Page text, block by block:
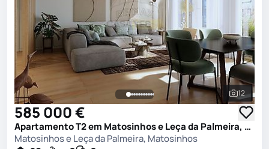
Ver
12
585 000 €
Apartamento T2 em Matosinhos e Leça da Palmeira, Matosinhos
Matosinhos e Leça da Palmeira, Matosinhos